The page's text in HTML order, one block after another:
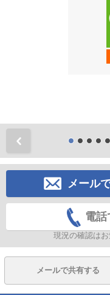
メール
電
現況の確認はお
メールで共有する